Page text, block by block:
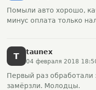
Помыли авто хорошо,
минус оплата только
T taunex
04 февраля 2018
Первый раз обработали
замёрзли. Молодцы.